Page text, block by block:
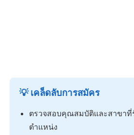
💡 เคล็ดลับการสมัคร
ตรวจสอบคุณสมบัติและสาขาที่
ตำแหน่ง